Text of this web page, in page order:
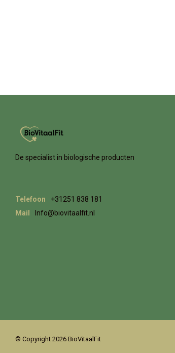
De specialist in biologische producten
Telefoon
+31251 838 181
Mail
Info@biovitaalfit.nl
© Copyright 2026 BioVitaalFit